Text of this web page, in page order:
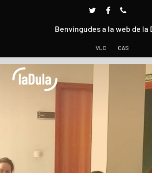
Benvingudes a la web de la
VLC CAS
Prem INTRO per cercar o ESC per tancar